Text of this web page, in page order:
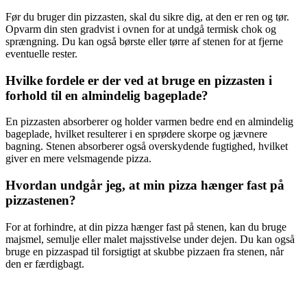
Før du bruger din pizzasten, skal du sikre dig, at den er ren og tør.
Opvarm din sten gradvist i ovnen for at undgå termisk chok og
sprængning. Du kan også børste eller tørre af stenen for at fjerne
eventuelle rester.
Hvilke fordele er der ved at bruge en pizzasten i
forhold til en almindelig bageplade?
En pizzasten absorberer og holder varmen bedre end en almindelig
bageplade, hvilket resulterer i en sprødere skorpe og jævnere
bagning. Stenen absorberer også overskydende fugtighed, hvilket
giver en mere velsmagende pizza.
Hvordan undgår jeg, at min pizza hænger fast på
pizzastenen?
For at forhindre, at din pizza hænger fast på stenen, kan du bruge
majsmel, semulje eller malet majsstivelse under dejen. Du kan også
bruge en pizzaspad til forsigtigt at skubbe pizzaen fra stenen, når
den er færdigbagt.